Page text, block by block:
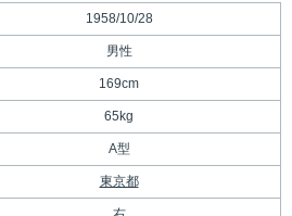
1958/10/28
男性
169cm
65kg
A型
東京都